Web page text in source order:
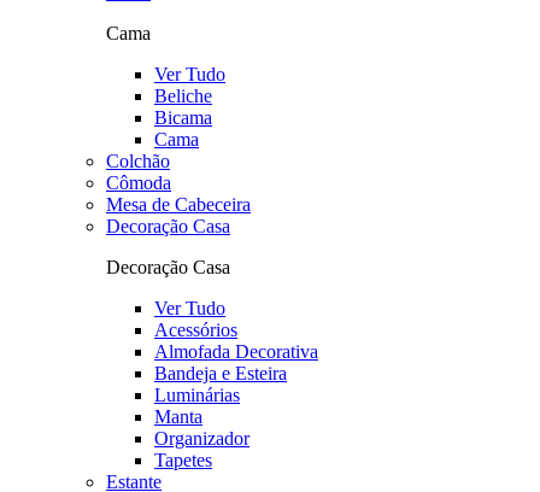
Cama
Ver Tudo
Beliche
Bicama
Cama
Colchão
Cômoda
Mesa de Cabeceira
Decoração Casa
Decoração Casa
Ver Tudo
Acessórios
Almofada Decorativa
Bandeja e Esteira
Luminárias
Manta
Organizador
Tapetes
Estante